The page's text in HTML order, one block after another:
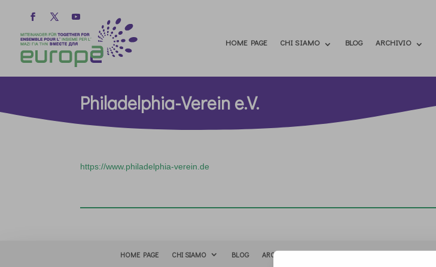
HOME PAGE CHI SIAMO BLOG ARCHIVIO
Philadelphia-Verein e.V.
https://www.philadelphia-verein.de
HOME PAGE CHI SIAMO BLOG ARCHIVIO